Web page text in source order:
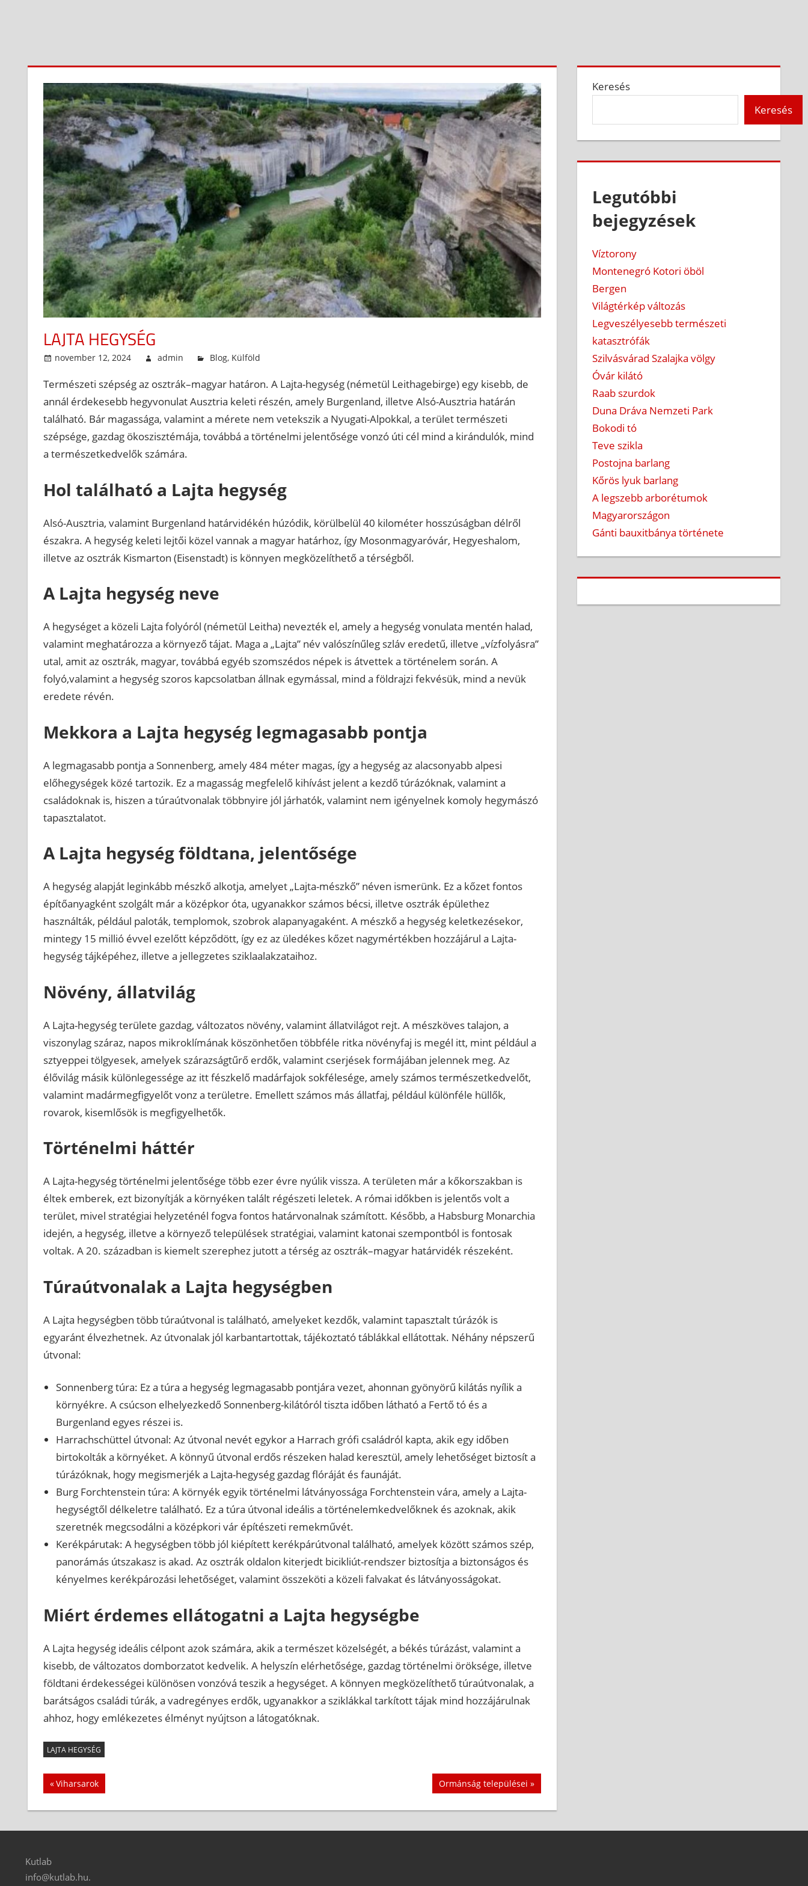
LAJTA HEGYSÉG
november 12, 2024 admin Blog, Külföld
Természeti szépség az osztrák–magyar határon. A Lajta-hegység (németül Leithagebirge) egy kisebb, de
annál érdekesebb hegyvonulat Ausztria keleti részén, amely Burgenland, illetve Alsó-Ausztria határán
található. Bár magassága, valamint a mérete nem vetekszik a Nyugati-Alpokkal, a terület természeti
szépsége, gazdag ökoszisztémája, továbbá a történelmi jelentősége vonzó úti cél mind a kirándulók, mind
a természetkedvelők számára.
Hol található a Lajta hegység
Alsó-Ausztria, valamint Burgenland határvidékén húzódik, körülbelül 40 kilométer hosszúságban délről
északra. A hegység keleti lejtői közel vannak a magyar határhoz, így Mosonmagyaróvár, Hegyeshalom,
illetve az osztrák Kismarton (Eisenstadt) is könnyen megközelíthető a térségből.
A Lajta hegység neve
A hegységet a közeli Lajta folyóról (németül Leitha) nevezték el, amely a hegység vonulata mentén halad,
valamint meghatározza a környező tájat. Maga a „Lajta” név valószínűleg szláv eredetű, illetve „vízfolyásra”
utal, amit az osztrák, magyar, továbbá egyéb szomszédos népek is átvettek a történelem során. A
folyó,valamint a hegység szoros kapcsolatban állnak egymással, mind a földrajzi fekvésük, mind a nevük
eredete révén.
Mekkora a Lajta hegység legmagasabb pontja
A legmagasabb pontja a Sonnenberg, amely 484 méter magas, így a hegység az alacsonyabb alpesi
előhegységek közé tartozik. Ez a magasság megfelelő kihívást jelent a kezdő túrázóknak, valamint a
családoknak is, hiszen a túraútvonalak többnyire jól járhatók, valamint nem igényelnek komoly hegymászó
tapasztalatot.
A Lajta hegység földtana, jelentősége
A hegység alapját leginkább mészkő alkotja, amelyet „Lajta-mészkő” néven ismerünk. Ez a kőzet fontos
építőanyagként szolgált már a középkor óta, ugyanakkor számos bécsi, illetve osztrák épülethez
használták, például paloták, templomok, szobrok alapanyagaként. A mészkő a hegység keletkezésekor,
mintegy 15 millió évvel ezelőtt képződött, így ez az üledékes kőzet nagymértékben hozzájárul a Lajta-
hegység tájképéhez, illetve a jellegzetes sziklaalakzataihoz.
Növény, állatvilág
A Lajta-hegység területe gazdag, változatos növény, valamint állatvilágot rejt. A mészköves talajon, a
viszonylag száraz, napos mikroklímának köszönhetően többféle ritka növényfaj is megél itt, mint például a
sztyeppei tölgyesek, amelyek szárazságtűrő erdők, valamint cserjések formájában jelennek meg. Az
élővilág másik különlegessége az itt fészkelő madárfajok sokfélesége, amely számos természetkedvelőt,
valamint madármegfigyelőt vonz a területre. Emellett számos más állatfaj, például különféle hüllők,
rovarok, kisemlősök is megfigyelhetők.
Történelmi háttér
A Lajta-hegység történelmi jelentősége több ezer évre nyúlik vissza. A területen már a kőkorszakban is
éltek emberek, ezt bizonyítják a környéken talált régészeti leletek. A római időkben is jelentős volt a
terület, mivel stratégiai helyzeténél fogva fontos határvonalnak számított. Később, a Habsburg Monarchia
idején, a hegység, illetve a környező települések stratégiai, valamint katonai szempontból is fontosak
voltak. A 20. században is kiemelt szerephez jutott a térség az osztrák–magyar határvidék részeként.
Túraútvonalak a Lajta hegységben
A Lajta hegységben több túraútvonal is található, amelyeket kezdők, valamint tapasztalt túrázók is
egyaránt élvezhetnek. Az útvonalak jól karbantartottak, tájékoztató táblákkal ellátottak. Néhány népszerű
útvonal:
Sonnenberg túra: Ez a túra a hegység legmagasabb pontjára vezet, ahonnan gyönyörű kilátás nyílik a
környékre. A csúcson elhelyezkedő Sonnenberg-kilátóról tiszta időben látható a Fertő tó és a
Burgenland egyes részei is.
Harrachschüttel útvonal: Az útvonal nevét egykor a Harrach grófi családról kapta, akik egy időben
birtokolták a környéket. A könnyű útvonal erdős részeken halad keresztül, amely lehetőséget biztosít a
túrázóknak, hogy megismerjék a Lajta-hegység gazdag flóráját és faunáját.
Burg Forchtenstein túra: A környék egyik történelmi látványossága Forchtenstein vára, amely a Lajta-
hegységtől délkeletre található. Ez a túra útvonal ideális a történelemkedvelőknek és azoknak, akik
szeretnék megcsodálni a középkori vár építészeti remekművét.
Kerékpárutak: A hegységben több jól kiépített kerékpárútvonal található, amelyek között számos szép,
panorámás útszakasz is akad. Az osztrák oldalon kiterjedt bicikliút-rendszer biztosítja a biztonságos és
kényelmes kerékpározási lehetőséget, valamint összeköti a közeli falvakat és látványosságokat.
Miért érdemes ellátogatni a Lajta hegységbe
A Lajta hegység ideális célpont azok számára, akik a természet közelségét, a békés túrázást, valamint a
kisebb, de változatos domborzatot kedvelik. A helyszín elérhetősége, gazdag történelmi öröksége, illetve
földtani érdekességei különösen vonzóvá teszik a hegységet. A könnyen megközelíthető túraútvonalak, a
barátságos családi túrák, a vadregényes erdők, ugyanakkor a sziklákkal tarkított tájak mind hozzájárulnak
ahhoz, hogy emlékezetes élményt nyújtson a látogatóknak.
LAJTA HEGYSÉG
Bejegyzés
navigáció
Previous
Post:
Viharsarok
Next
Post:
Ormánság települései
Keresés
Keresés
Legutóbbi
bejegyzések
Víztorony
Montenegró Kotori öböl
Bergen
Világtérkép változás
Legveszélyesebb természeti
katasztrófák
Szilvásvárad Szalajka völgy
Óvár kilátó
Raab szurdok
Duna Dráva Nemzeti Park
Bokodi tó
Teve szikla
Postojna barlang
Kőrös lyuk barlang
A legszebb arborétumok
Magyarországon
Gánti bauxitbánya története
Kutlab
info@kutlab.hu.